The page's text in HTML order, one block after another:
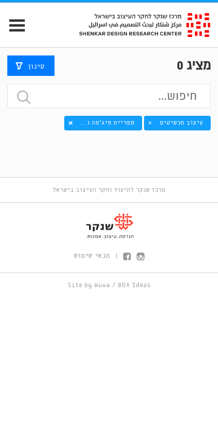
מציג 0 סינון
עיצוב תכשיטים × ספריית פיג'מה ו...
מרכז שנקר לתיעוד וחקר העיצוב בישראל
תנאי שימוש
Site by Wuwa / BOA Ideas